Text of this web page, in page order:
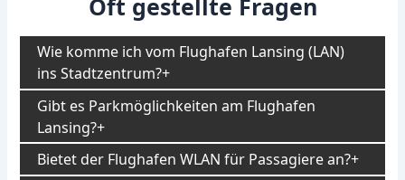
Wie komme ich vom Flughafen Lansing (LAN)
ins Stadtzentrum?
Gibt es Parkmöglichkeiten am Flughafen
Lansing?
Bietet der Flughafen WLAN für Passagiere an?